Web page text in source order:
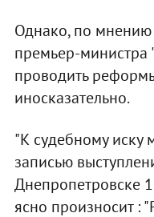
Однако, по мнению
премьер-министра
проводить
иносказательно.
"К судебному иску
записью
Днепропетровске
ясно произносит :